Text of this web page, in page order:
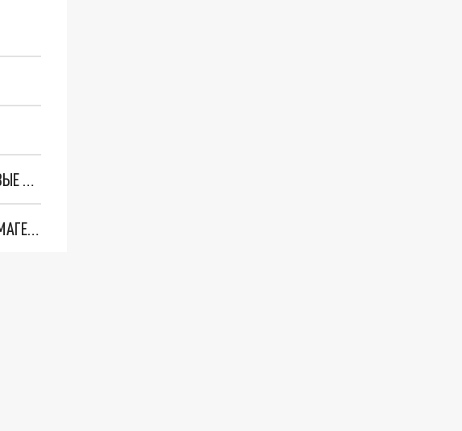
"ОЧЕНЬ ПЛОХИЕ НОВОСТИ": БОЛЬШАЯ ОШИБКА PALANTIR В РОССИИ. СТРАНЫ НАТО ВПЕРВЫЕ ЗА СВО ОСТАНОВИЛИ ПОСТАВКИ ОРУЖИЯ. ВСУ ТЕРЯЮТ ПРИГРАНИЧЬЕ?
ТРИ ГЛАВНЫХ ИНСАЙДА ОБ СВО. ОТМЕНА МОБИЛИЗАЦИИ И ВОЗВРАЩЕНИЕ "ГЕНЕРАЛА АРМАГЕДДОНА"? ОТЛИЧНЫЕ НОВОСТИ, КОТОРЫЕ ЖДАЛИ ВСЕ